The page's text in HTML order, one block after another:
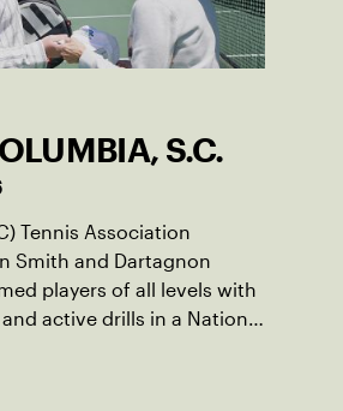
S.C.
Tennis Association
Smith and Dartagnon
players of all levels with
active drills in a National